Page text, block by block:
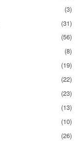
(3)
(31)
(56)
(8)
(19)
(22)
(23)
(13)
(10)
(26)